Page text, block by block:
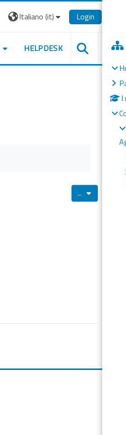
I
Italiano ‎(it)‎ Login
HELPDESK
... Esporta voci